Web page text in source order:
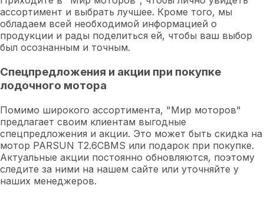
ассортимент и выбрать лучшее. Кроме того, мы
обладаем всей необходимой информацией о
продукции и рады поделиться ей, чтобы ваш выбор
был осознанным и точным.
Спецпредложения и акции при покупке
лодочного мотора
Помимо широкого ассортимента, "Мир моторов"
предлагает своим клиентам выгодные
спецпредложения и акции. Это может быть скидка на
мотор PARSUN T2.6CBMS или подарок при покупке.
Актуальные акции постоянно обновляются, поэтому
следите за ними на нашем сайте или уточняйте у
наших менеджеров.